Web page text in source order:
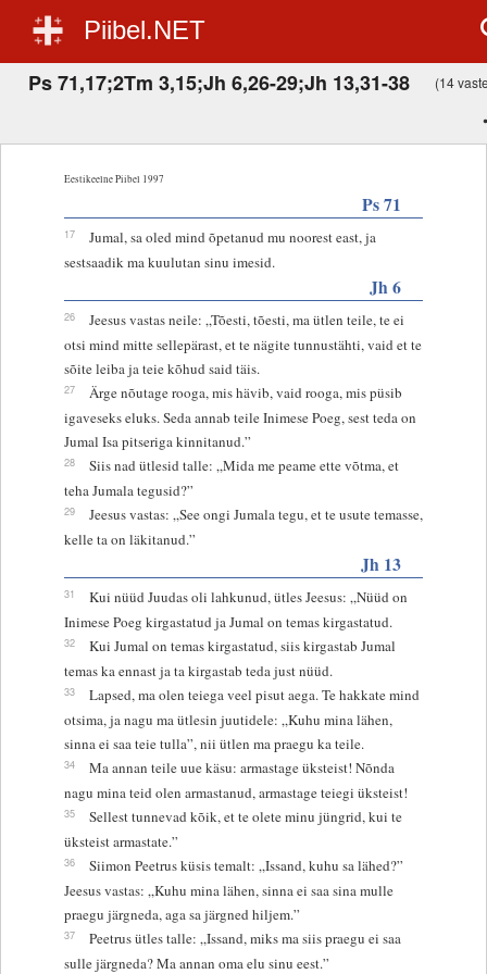
Piibel.NET
Ps 71,17;2Tm 3,15;Jh 6,26-29;Jh 13,31-38 (14
Eestikeelne Piibel 1997
Ps 71
17
Jumal, sa oled mind õpetanud mu noorest east, ja
sestsaadik ma kuulutan sinu imesid.
Jh 6
26
Jeesus vastas neile: „Tõesti, tõesti, ma ütlen teile, te ei
otsi mind mitte sellepärast, et te nägite tunnustähti, vaid et te
sõite leiba ja teie kõhud said täis.
27
Ärge nõutage rooga, mis hävib, vaid rooga, mis püsib
igaveseks eluks. Seda annab teile Inimese Poeg, sest teda on
Jumal Isa pitseriga kinnitanud.”
28
Siis nad ütlesid talle: „Mida me peame ette võtma, et
teha Jumala tegusid?”
29
Jeesus vastas: „See ongi Jumala tegu, et te usute temasse,
kelle ta on läkitanud.”
Jh 13
31
Kui nüüd Juudas oli lahkunud, ütles Jeesus: „Nüüd on
Inimese Poeg kirgastatud ja Jumal on temas kirgastatud.
32
Kui Jumal on temas kirgastatud, siis kirgastab Jumal
temas ka ennast ja ta kirgastab teda just nüüd.
33
Lapsed, ma olen teiega veel pisut aega. Te hakkate mind
otsima, ja nagu ma ütlesin juutidele: „Kuhu mina lähen,
sinna ei saa teie tulla”, nii ütlen ma praegu ka teile.
34
Ma annan teile uue käsu: armastage üksteist! Nõnda
nagu mina teid olen armastanud, armastage teiegi üksteist!
35
Sellest tunnevad kõik, et te olete minu jüngrid, kui te
üksteist armastate.”
36
Siimon Peetrus küsis temalt: „Issand, kuhu sa lähed?”
Jeesus vastas: „Kuhu mina lähen, sinna ei saa sina mulle
praegu järgneda, aga sa järgned hiljem.”
37
Peetrus ütles talle: „Issand, miks ma siis praegu ei saa
sulle järgneda? Ma annan oma elu sinu eest.”